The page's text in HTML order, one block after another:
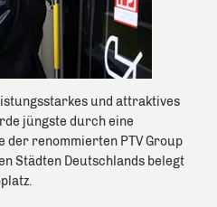
und attraktives
jüngste durch eine
der renommierten PTV Group
Städten Deutschlands belegt